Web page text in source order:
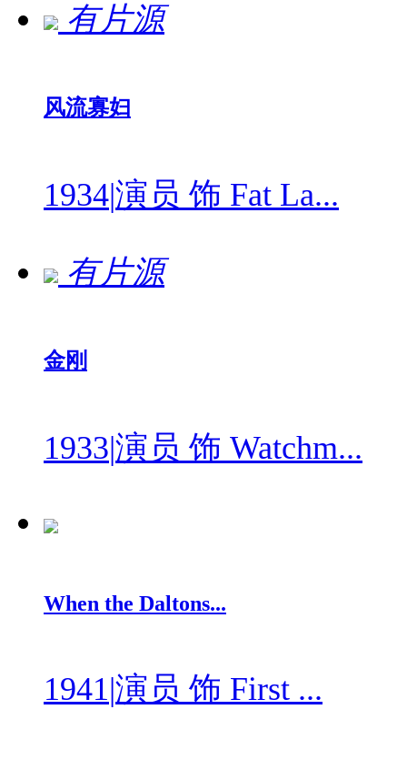
有片源
风流寡妇
1934|演员 饰 Fat La...
有片源
金刚
1933|演员 饰 Watchm...
When the Daltons...
1941|演员 饰 First ...